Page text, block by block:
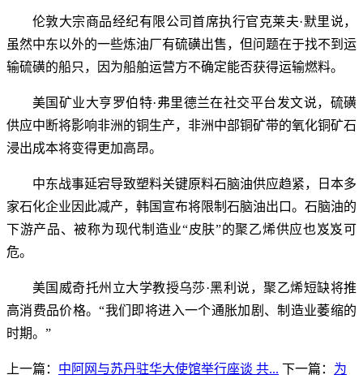
伦敦大宗商品经纪有限公司首席执行官克莱夫·默里说，
虽然中东以外的一些炼油厂有硫磺出售，但问题在于找不到运
输硫磺的船只，因为船舶运营方不确定能否获得运输燃料。
美国矿业大亨罗伯特·弗里德兰在社交平台发文说，硫磺
供应中断将影响非洲的铜生产，非洲中部铜矿带的氧化铜矿石
浸出成本将变得更加高昂。
中东战事延宕导致塑料关键原料石脑油供应趋紧，日本多
家石化企业因此减产，韩国宣布将限制石脑油出口。石脑油的
下游产品、被称为现代制造业“皮肤”的聚乙烯供应也岌岌可
危。
美国威奇托州立大学教授乌莎·黑利说，聚乙烯短缺将推
高消费品价格。“我们即将进入一个通胀加剧、制造业萎缩的
时期。”
上一篇： 中阿网与苏丹驻华大使馆举行座谈 共... 下一篇： 为